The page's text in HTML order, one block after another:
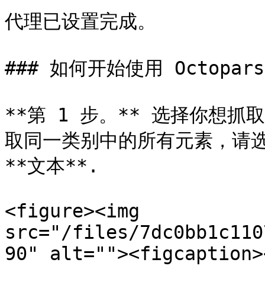
代理已设置完成。
### 如何开始使用
**第 1 步。** 选择你想抓取
取同一类别中的所有元素，
**文本**.
<figure><img
src="/files/
90"